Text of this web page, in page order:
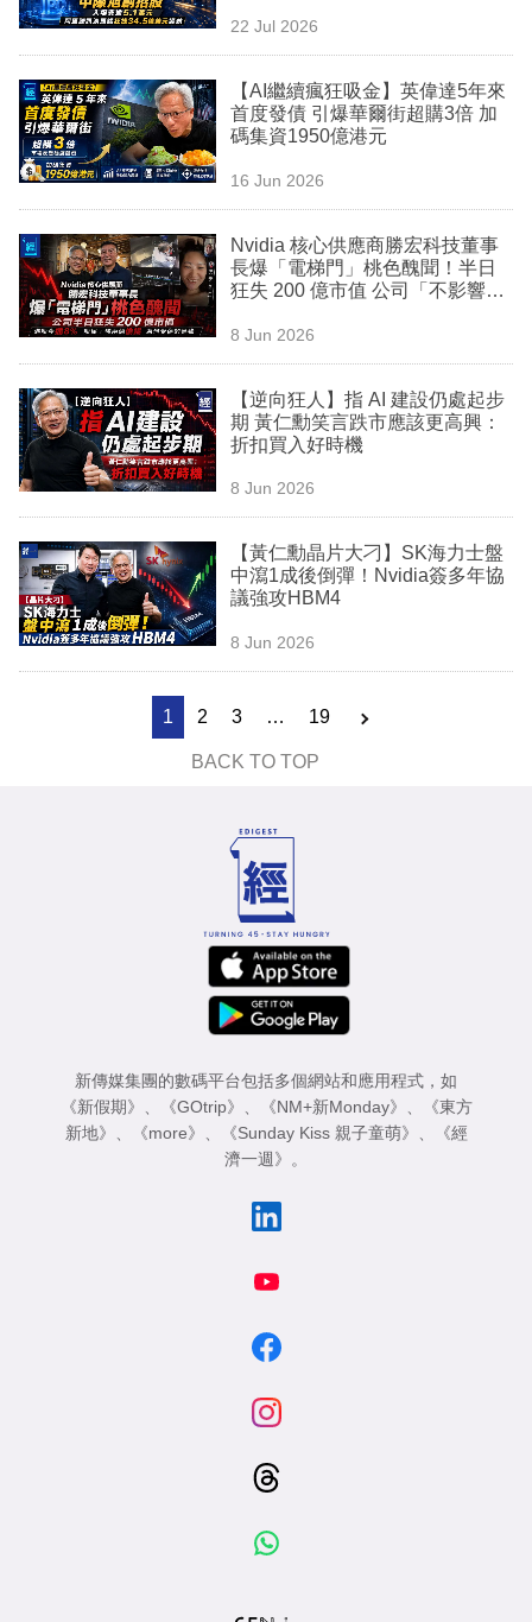
閱
區
22 Jul 2026
【AI繼續瘋狂吸金】英偉達5年來
首度發債 引爆華爾街超購3倍 加
碼集資1950億港元
16 Jun 2026
Nvidia 核心供應商勝宏科技董事
長爆「電梯門」桃色醜聞！半日
狂失 200 億市值 公司「不影響日
8 Jun 2026
【逆向狂人】指 AI 建設仍處起步
期 黃仁勳笑言跌市應該更高興：
折扣買入好時機
8 Jun 2026
【黃仁勳晶片大刁】SK海力士盤
中瀉1成後倒彈！Nvidia簽多年協
議強攻HBM4
8 Jun 2026
1 2 3 … 19
BACK TO TOP
新傳媒集團的數碼平台包括多個網站和應用程式，如
《新假期》 、 《GOtrip》 、 《NM+新Monday》 、
《東方
新地》 、 《more》 、 《Sunday Kiss 親子童萌》 、
《經
濟一週》 。